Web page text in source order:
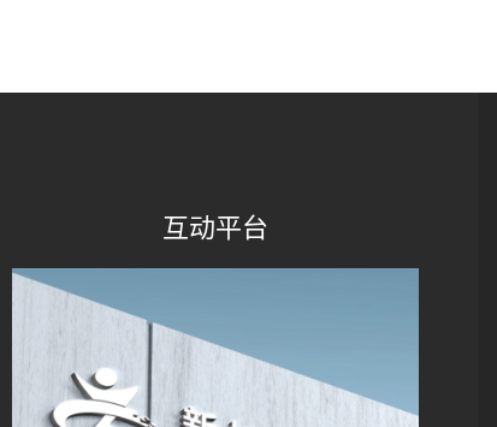
互动平台
抖音、微信公众号、bilibili
搜索 新旭体育